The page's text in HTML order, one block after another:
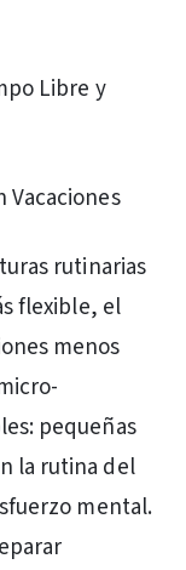
Libre y
Vacaciones
rutinarias
flexible, el
menos
pequeñas
la rutina del
mental.